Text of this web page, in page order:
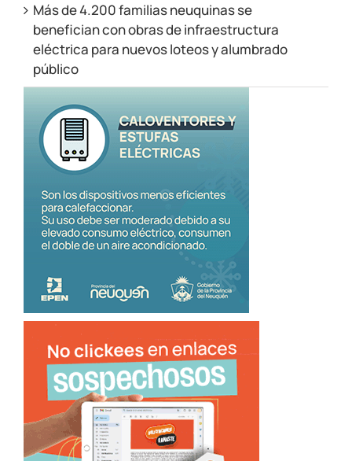
Más de 4.200 familias neuquinas se
benefician con obras de infraestructura
eléctrica para nuevos loteos y alumbrado
público